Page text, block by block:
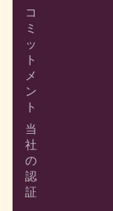
コ
ミ
ッ
ト
メ
ン
ト
当
社
の
認
証